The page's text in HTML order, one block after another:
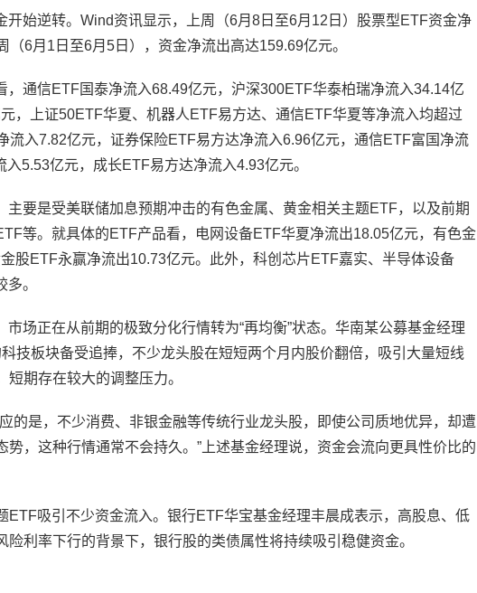
开始逆转。Wind资讯显示，上周（6月8日至6月12日）股票型ETF资金净
6月1日至6月5日），资金净流出高达159.69亿元。
，通信ETF国泰净流入68.49亿元，沪深300ETF华泰柏瑞净流入34.14亿
，上证50ETF华夏、机器人ETF易方达、通信ETF华夏等净流入均超过
流入7.82亿元，证券保险ETF易方达净流入6.96亿元，通信ETF富国净流
5.53亿元，成长ETF易方达净流入4.93亿元。
主要是受美联储加息预期冲击的有色金属、黄金相关主题ETF，以及前期
等。就具体的ETF产品看，电网设备ETF华夏净流出18.05亿元，有色金
股ETF永赢净流出10.73亿元。此外，科创芯片ETF嘉实、半导体设备
。
场正在从前期的极致分化行情转为“再均衡”状态。华南某公募基金经理
技板块备受追捧，不少龙头股在短短两个月内股价翻倍，吸引大量短线
期存在较大的调整压力。
的是，不少消费、非银金融等传统行业龙头股，即使公司质地优异，却遭
势，这种行情通常不会持久。”上述基金经理说，资金会流向更具性价比的
ETF吸引不少资金流入。银行ETF华宝基金经理丰晨成表示，高股息、低
利率下行的背景下，银行股的类债属性将持续吸引稳健资金。